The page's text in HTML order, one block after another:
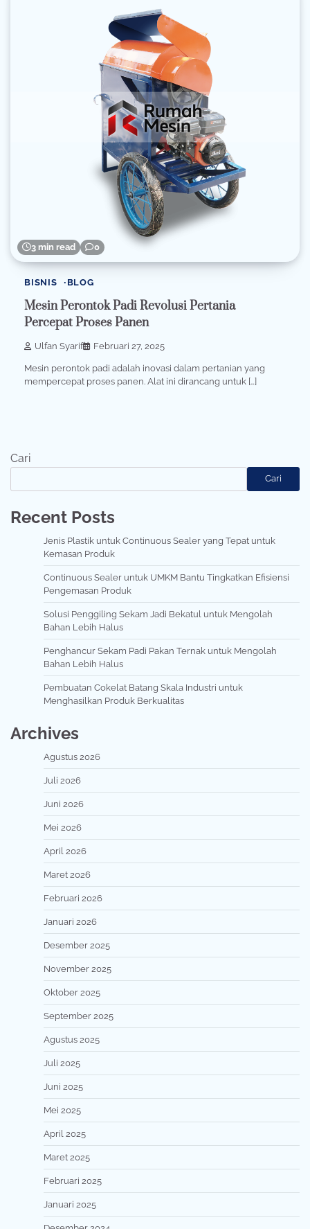
3 min read 0
BISNIS BLOG
Mesin Perontok Padi Revolusi Pertania
Percepat Proses Panen
Ulfan Syarif Februari 27, 2025
Mesin perontok padi adalah inovasi dalam pertanian yang
mempercepat proses panen. Alat ini dirancang untuk […]
Cari
Cari
Recent Posts
Jenis Plastik untuk Continuous Sealer yang Tepat untuk
Kemasan Produk
Continuous Sealer untuk UMKM Bantu Tingkatkan Efisiensi
Pengemasan Produk
Solusi Penggiling Sekam Jadi Bekatul untuk Mengolah
Bahan Lebih Halus
Penghancur Sekam Padi Pakan Ternak untuk Mengolah
Bahan Lebih Halus
Pembuatan Cokelat Batang Skala Industri untuk
Menghasilkan Produk Berkualitas
Archives
Agustus 2026
Juli 2026
Juni 2026
Mei 2026
April 2026
Maret 2026
Februari 2026
Januari 2026
Desember 2025
November 2025
Oktober 2025
September 2025
Agustus 2025
Juli 2025
Juni 2025
Mei 2025
April 2025
Maret 2025
Februari 2025
Januari 2025